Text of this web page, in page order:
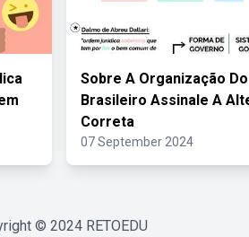
Sobre A Organização
Brasileiro Assinale A
Correta
07 September 2024
© 2024 RETOEDU